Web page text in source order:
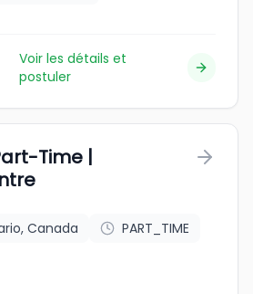
Voir les détails et
postuler
Time |
Canada
PART_TIME